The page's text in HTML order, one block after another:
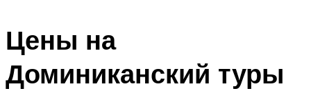
Цены на
Доминиканский туры